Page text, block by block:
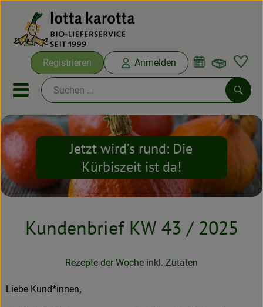
Registrieren Anmelden
Mobiles Menu öffnen oder
Ökokisten
Bio-Kochboxen
Aus der Region
Ökokisten
Jetzt wird’s rund: Die
Kürbiszeit ist da!
Kundenbrief KW 43 / 2025
Rezepte der Woche inkl. Zutaten
Liebe Kund*innen,